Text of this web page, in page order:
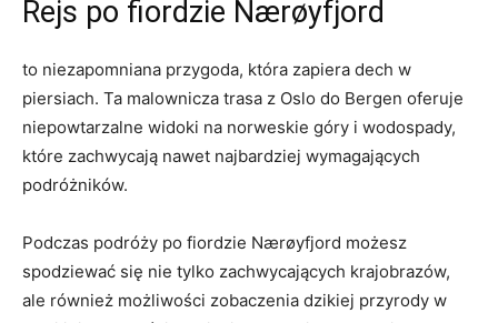
Rejs⁢ po ‍fiordzie Nærøyfjord
to niezapomniana przygoda,⁢ która zapiera dech w
piersiach. Ta ⁢malownicza trasa z Oslo⁤ do Bergen oferuje
‍niepowtarzalne widoki‍ na norweskie góry i ‍wodospady,
które zachwycają nawet najbardziej ⁤wymagających
podróżników.
Podczas ⁢podróży ⁢po fiordzie Nærøyfjord ⁤możesz
spodziewać się nie tylko ‌zachwycających krajobrazów,​
ale również możliwości zobaczenia dzikiej przyrody w